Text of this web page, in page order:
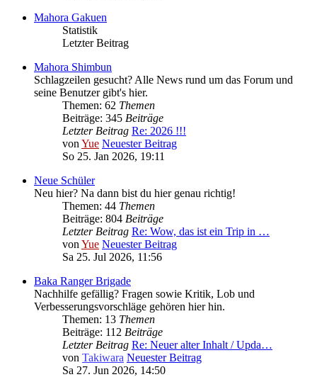
Mahora Gakuen
Statistik
Letzter Beitrag
Mahora Shimbun
Schlagzeilen gesucht? Alle News rund um das Forum und
seine Benutzer gibt's hier.
Themen: 62 Themen
Beiträge: 345 Beiträge
Letzter Beitrag Re: 2026 !!!
von Yue Neuester Beitrag
So 25. Jan 2026, 19:11
Neue Schüler
Neu hier? Na dann bist du hier genau richtig!
Themen: 44 Themen
Beiträge: 804 Beiträge
Letzter Beitrag Re: Wow, das ist ein Trip in …
von Yue Neuester Beitrag
Sa 25. Jul 2026, 11:56
Baka Ranger Brigade
Nachhilfe gefällig? Fragen sowie Kritik, Lob und
Verbesserungsvorschläge gehören hier hin.
Themen: 13 Themen
Beiträge: 112 Beiträge
Letzter Beitrag Re: Neuer alter Inhalt / Upda…
von Takiwara Neuester Beitrag
Sa 27. Jun 2026, 14:50